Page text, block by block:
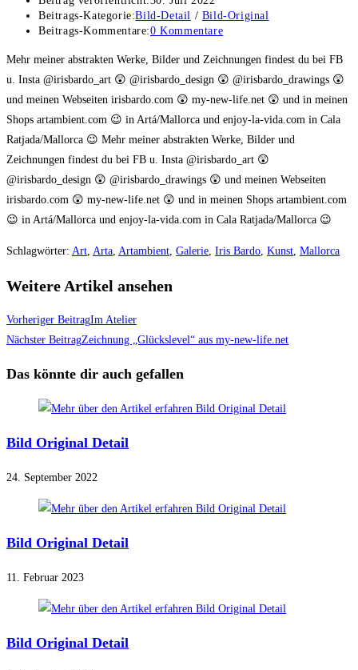
Beitrags-Kategorie:Bild-Detail / Bild-Original
Beitrags-Kommentare:0 Kommentare
Mehr meiner abstrakten Werke, Bilder und Zeichnungen findest du bei FB
u. Insta @irisbardo_art 😲 @irisbardo_design 😲 @irisbardo_drawings 😲
und meinen Webseiten irisbardo.com 😲 my-new-life.net 😲 und in meinen
Shops artambient.com 😉 in Artá/Mallorca und enjoy-la-vida.com in Cala
Ratjada/Mallorca 😉 Mehr meiner abstrakten Werke, Bilder und
Zeichnungen findest du bei FB u. Insta @irisbardo_art 😲
@irisbardo_design 😲 @irisbardo_drawings 😲 und meinen Webseiten
irisbardo.com 😲 my-new-life.net 😲 und in meinen Shops artambient.com
😉 in Artá/Mallorca und enjoy-la-vida.com in Cala Ratjada/Mallorca 😉
Schlagwörter: Art, Arta, Artambient, Galerie, Iris Bardo, Kunst, Mallorca
Weitere Artikel ansehen
Vorheriger BeitragIm Atelier
Nächster BeitragZeichnung „Glückslevel“ aus my-new-life.net
Das könnte dir auch gefallen
Bild Original Detail
24. September 2022
Bild Original Detail
11. Februar 2023
Bild Original Detail